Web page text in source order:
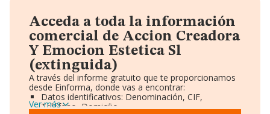
Acceda a toda la información
comercial de Accion Creadora
Y Emocion Estetica Sl
(extinguida)
A través del informe gratuito que te proporcionamos
desde Einforma, donde vas a encontrar:
Datos identificativos: Denominación, CIF,
Teléfono, Domicilio.
Ver más